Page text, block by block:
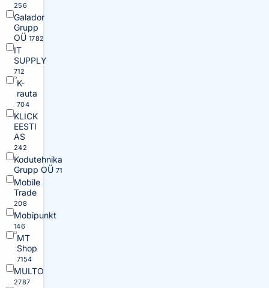
256
Galador
Grupp
OÜ 1782
IT
SUPPLY
712
K-
rauta
704
KLICK
EESTI
AS
242
Kodutehnika
Grupp OÜ 71
Mobile
Trade
208
Mobipunkt
146
MT
Shop
7154
MULTO
2787